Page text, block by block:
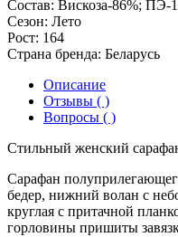
Состав: Вискоза-86%; ПЭ-
Сезон: Лето
Рост: 164
Страна бренда: Беларусь
Описание
Отзывы ( )
Вопросы ( )
Стильный женский
Сарафан
бедер, нижний волан с
круглая с притачной
горловины пришиты